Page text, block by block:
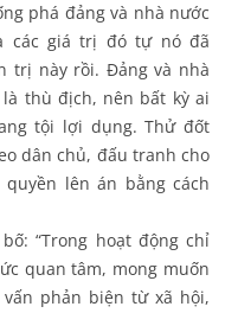
phá đảng và nhà nước
các giá trị đó tự nó đã
trị này rồi. Đảng và nhà
thù địch, nên bất kỳ ai
tội lợi dụng. Thử đốt
dân chủ, đấu tranh cho
lên án bằng cách
“Trong hoạt động chỉ
quan tâm, mong muốn
phản biện từ xã hội,